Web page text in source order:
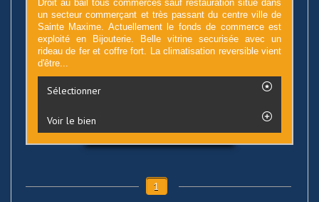
Droit au bail tous commerces sauf restauration situé dans
un secteur commerçant et très passant du centre ville de
Sainte Maxime. Actuellement le fonds de commerce est
exploité en Bijouterie. Belle vitrine securisée avec un
rideau de fer et coffre fort. La climatisation reversible vient
d'être...
Sélectionner
Voir le bien
1